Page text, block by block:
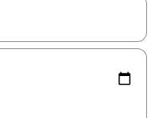
navigiere mit den